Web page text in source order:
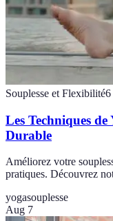
Souplesse et Flexibilité6
Les Techniques
Durable
Améliorez votre
pratiques. Découvrez
yogasouplesse
Aug 7